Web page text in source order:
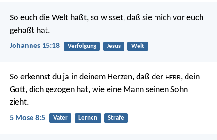
So euch die Welt haßt, so wisset, daß sie mich vor euch
gehaßt hat.
Johannes 15:18 Verfolgung Jesus Welt
So erkennst du ja in deinem Herzen, daß der HERR, dein
Gott, dich gezogen hat, wie eine Mann seinen Sohn
zieht.
5 Mose 8:5 Vater Lernen Strafe